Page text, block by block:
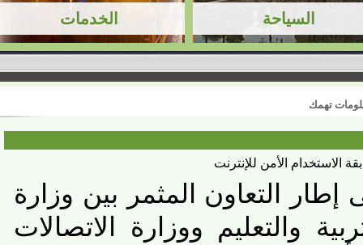
تهمك
الأمن للإنترنت
التعاون المثمر بين وزارة
والتعليم ووزارة الاتصالات